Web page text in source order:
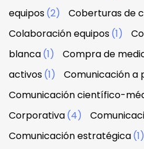
equipos(2) Coberturas de
Colaboración equipos(1)
blanca(1) Compra de
activos(1) Comunicación a
Comunicación científico-
Corporativa(4)
Comunicación estratégica(1)